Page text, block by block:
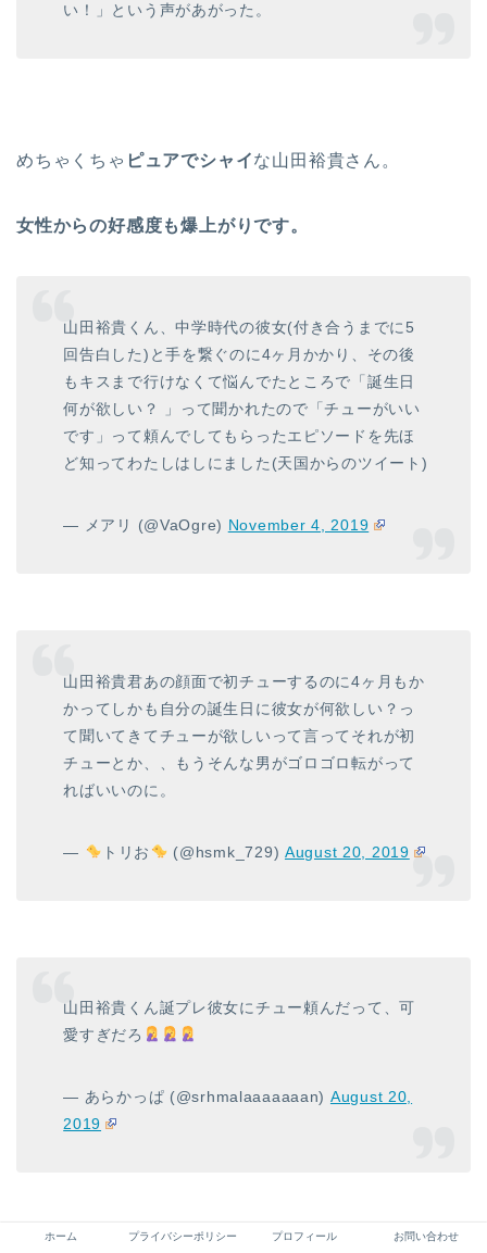
い！」という声があがった。
めちゃくちゃ ピュアでシャイな山田裕貴さん。
女性からの好感度も爆上がりです。
山田裕貴くん、中学時代の彼女(付き合うまでに5
回告白した)と手を繋ぐのに4ヶ月かかり、その後
もキスまで行けなくて悩んでたところで「誕生日
何が欲しい？ 」って聞かれたので「チューがいい
です」って頼んでしてもらったエピソードを先ほ
ど知ってわたしはしにました(天国からのツイート)
— メアリ (@VaOgre) November 4, 2019
山田裕貴君あの顔面で初チューするのに4ヶ月もか
かってしかも自分の誕生日に彼女が何欲しい？っ
て聞いてきてチューが欲しいって言ってそれが初
チューとか、、もうそんな男がゴロゴロ転がって
ればいいのに。
— トリお (@hsmk_729) August 20, 2019
山田裕貴くん誕プレ彼女にチュー頼んだって、可
愛すぎだろ
— あらかっぱ (@srhmalaaaaaaan) August 20,
2019
ホーム プライバシーポリシー プロフィール お問い合わせ